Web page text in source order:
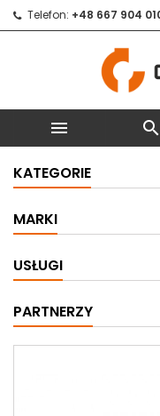
Telefon: +48 667 904
 
KATEGORIE
MARKI
USŁUGI
PARTNERZY